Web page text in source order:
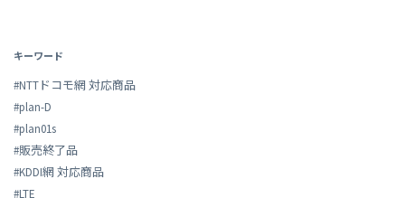
キーワード
#NTTドコモ網 対応商品
#plan-D
#plan01s
#販売終了品
#KDDI網 対応商品
#LTE